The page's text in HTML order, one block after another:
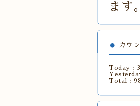
ます。
カウ
Today :
Total :